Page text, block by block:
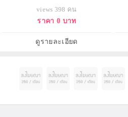
views 398 คน
ราคา 0 บาท
ดูรายละเอียด